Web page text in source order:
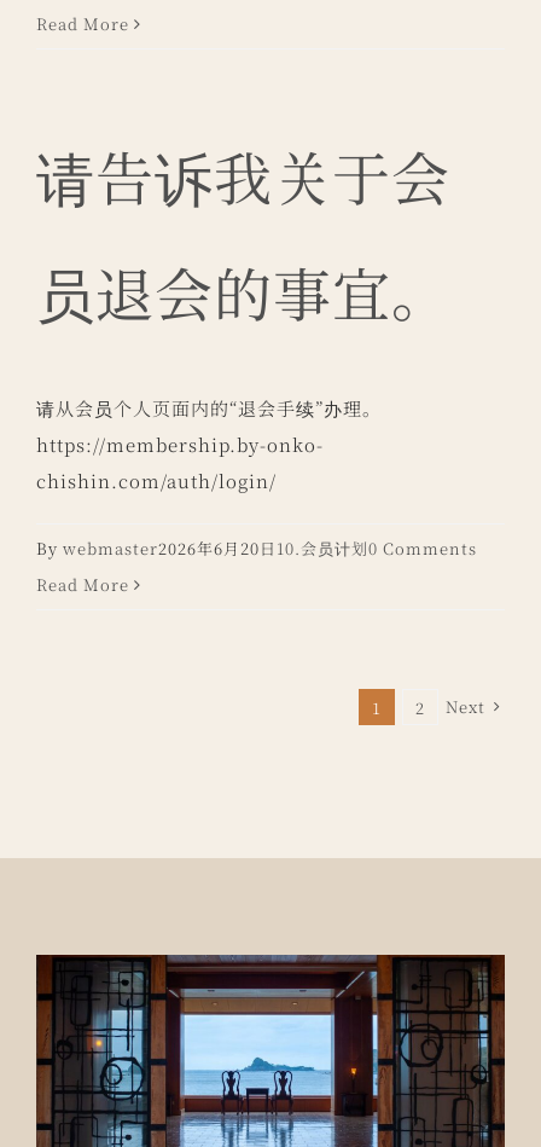
Read More
请告诉我关于会
员退会的事宜。
请从会员个人页面内的“退会手续”办理。
https://membership.by-onko-
chishin.com/auth/login/
By webmaster2026年6月20日 10.会员计划0 Comments
Read More
1 2 Next